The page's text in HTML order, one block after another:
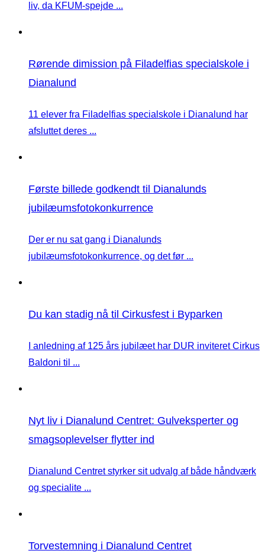
liv, da KFUM-spejde ...
Rørende dimission på Filadelfias specialskole i
Dianalund
11 elever fra Filadelfias specialskole i Dianalund har
afsluttet deres ...
Første billede godkendt til Dianalunds
jubilæumsfotokonkurrence
Der er nu sat gang i Dianalunds
jubilæumsfotokonkurrence, og det før ...
Du kan stadig nå til Cirkusfest i Byparken
I anledning af 125 års jubilæet har DUR inviteret Cirkus
Baldoni til ...
Nyt liv i Dianalund Centret: Gulveksperter og
smagsoplevelser flytter ind
Dianalund Centret styrker sit udvalg af både håndværk
og specialite ...
Torvestemning i Dianalund Centret